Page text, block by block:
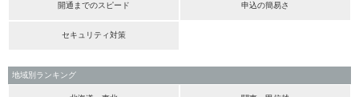
開通までのスピード 申込の簡易さ
セキュリティ対策
地域別ランキング